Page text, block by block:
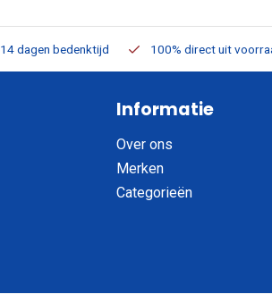
14 dagen bedenktijd 100% direct uit
Informatie
Over ons
Merken
Categorieën